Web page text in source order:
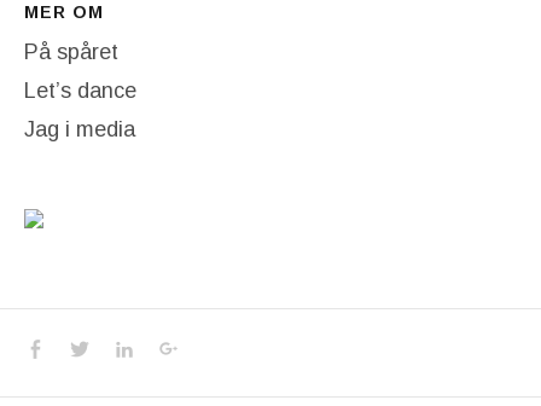
MER OM
På spåret
Let’s dance
Jag i media
Social Media Profiles
Facebook
TwitterLinkedIn